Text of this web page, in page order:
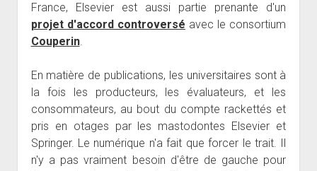
France, Elsevier est aussi partie prenante d'un
projet d'accord controversé avec le consortium
Couperin.
En matière de publications, les universitaires sont à
la fois les producteurs, les évaluateurs, et les
consommateurs, au bout du compte rackettés et
pris en otages par les mastodontes Elsevier et
Springer. Le numérique n'a fait que forcer le trait. Il
n'y a pas vraiment besoin d'être de gauche pour